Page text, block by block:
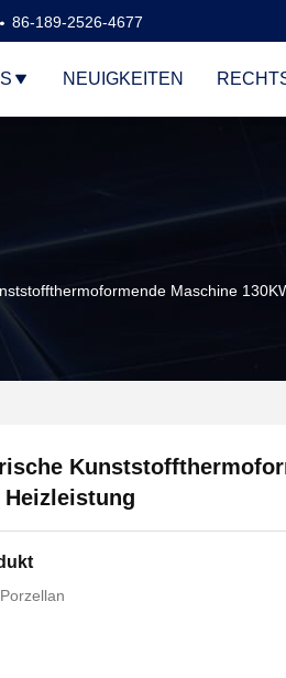
86-189-2526-4677
NEUIGKEITEN
Maschine
Heizleistung